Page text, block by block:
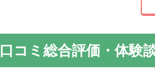
口コミ総合評価・体験